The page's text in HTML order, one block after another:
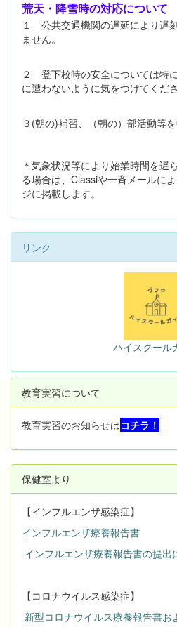
荒天・降雪時の対応について
１ 公共交通機関の遅延により遅
ません。
２ 登下校時の安全については特
に遭わないように気をつけてくださ
３(朝の)補習、（朝の）部活動等を
＊気象状況等により始業時間を遅
る場合は、Classiや一斉メールに
ジに掲載します。
リンク
ハイスクール
教育実習について
教育実習のお知らせはコチラ！
保健室より
【インフルエンザ感染症】
インフルエンザ療養報告書
インフルエンザ療養報告書の提出
【コロナウイルス感染症】
新型コロナウイルス療養報告書お